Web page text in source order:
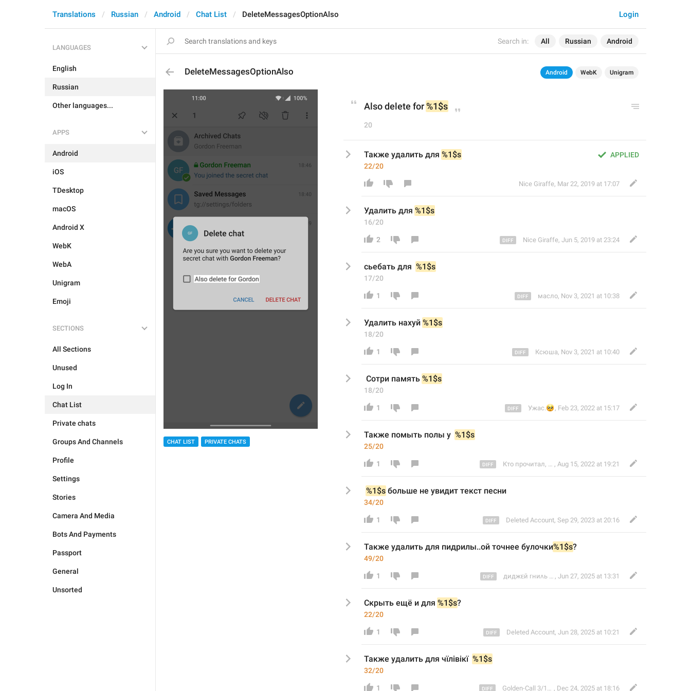
Search in: All Russian Android
Login
Translations Russian Android Chat List DeleteMessagesOptionAlso
LANGUAGES
English
Russian
Other languages...
APPS
Android
iOS
TDesktop
macOS
Android X
WebK
WebA
Unigram
Emoji
SECTIONS
All Sections
Unused
Log In
Chat List
Private chats
Groups And Channels
Profile
Settings
Stories
Camera And Media
Bots And Payments
Passport
General
Unsorted
DeleteMessagesOptionAlso Android WebK Unigram
CHAT LIST PRIVATE CHATS
Also delete for %1$s
20
APPLIED
Также удалить для %1$s
22/20
Nice Giraffe, Mar 22, 2019 at 17:07
Удалить для %1$s
16/20
2 Nice Giraffe, Jun 5, 2019 at 23:24
сьебать для %1$s
17/20
1 масло, Nov 3, 2021 at 10:38
Удалить нахуй %1$s
18/20
1 Ксюша, Nov 3, 2021 at 10:40
Сотри память %1$s
18/20
1 Ужас.
🥺
, Feb 23, 2022 at 15:17
Также помыть полы у %1$s
25/20
1 Кто прочитал, тот в Шираторидзаве , Aug 15, 2022 at 19:21
%1$s больше не увидит текст песни
34/20
1 Deleted Account, Sep 29, 2023 at 20:16
Также удалить для пидрилы..ой точнее булочки%1$s?
49/20
1 диджᴇй ᴦниᴧь
🎧
💿
💤
🇳🇱
, Jun 27, 2025 at 13:31
Скрыть ещё и для %1$s?
22/20
1 Deleted Account, Jun 28, 2025 at 10:21
Также удалить для чїлівікї %1$s
32/20
1 Golden-Call 3/18/83 , Dec 24, 2025 at 18:16